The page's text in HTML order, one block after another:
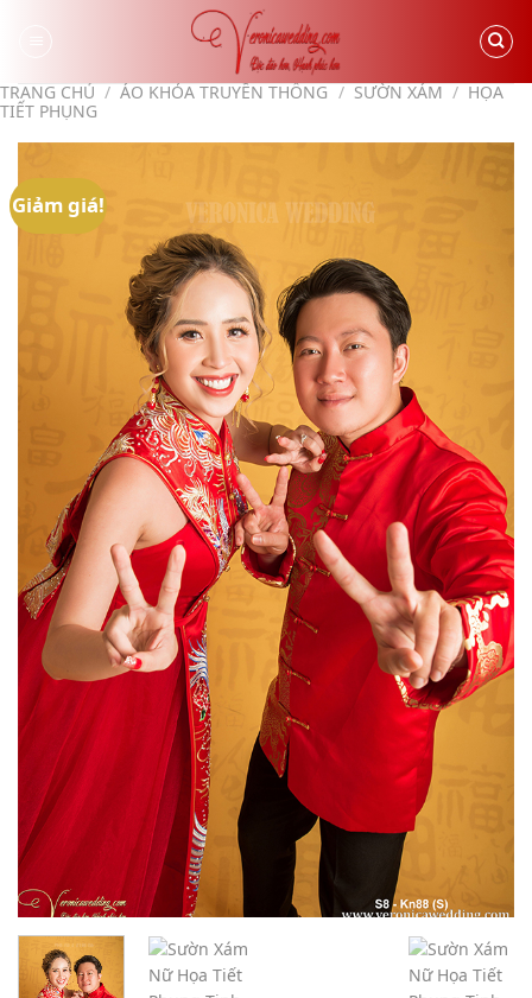
TRANG CHỦ / ÁO KHỎA TRUYỀN THỐNG / SƯỜN XÁM / HỌA
TIẾT PHỤNG
Giảm giá!